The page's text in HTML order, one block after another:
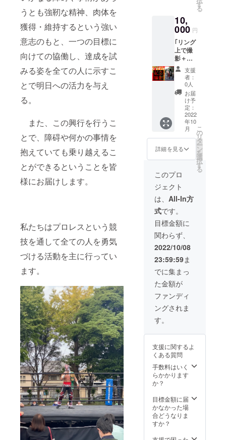
うとも強靭な精神、肉体を
獲得・維持するという強い
意志のもと、一つの目標に
向けての協働し、達成を試
みる姿を全ての人に示すこ
とで明日への活力を与え
る。
また、この興行を行うこ
とで、障碍や何かの事情を
抱えていても乗り越えるこ
とができるということを皆
様にお届けします。
私たちはプロレスという競
技を通して全ての人を勇気
づける活動を主に行ってい
ます。
撮影が
オリジ
ナル
ファイ
ルも提
供！ ※
お返し
のお品
物は、
当日会
場でお
渡しい
たしま
す。 ※
当日、
ご来場
いただ
けな
お渡し
出来ま
せんの
でご了
承くだ
さい。
す
る
10,
000 円
｢リング
上で撮
影＋オ
リジナ
ルTシャ
ツ＋オ
リジナ
ルクリ
アファ
イル｣ 写
真撮
影、T
シャ
ツ、オ
リジナ
ルクリ
アファ
イルが
全て一
緒にま
とま
り、お
買い得
なリ
ターン
になり
ます！
※お返し
のお品
物は、
当日会
場でお
渡しい
たしま
のサイ
S.M.L.X
L ※当
日、ご
来場い
ただけ
た場合
はお渡
し出来
ません
了承く
支援
者：
0人
お届
け予
定：
2022
年10
月
詳細を見る
こ
の
リ
タ
ー
ン
を
選
択
す
る
このプロ
ジェクト
は、 All-In方
式です。
目標金額に
関わらず、
2022/10/08
23:59:59ま
でに集まっ
た金額が
ファンディ
ングされま
す。
支援に関するよ
くある質問
手数料はいく
らかかります
か？
目標金額に届
かなかった場
合どうなりま
すか？